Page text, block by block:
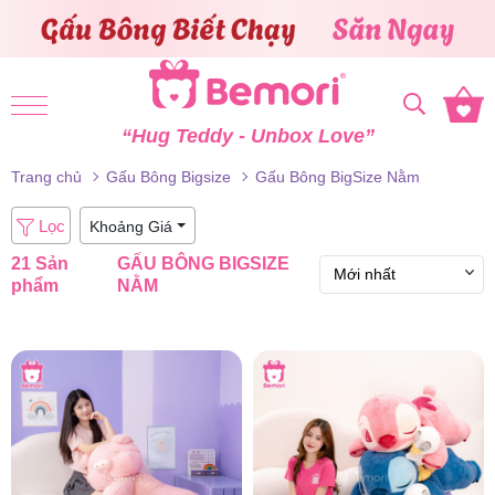
Skip to content
“Hug Teddy - Unbox Love”
Trang chủ Gấu Bông Bigsize Gấu Bông BigSize Nằm
21 Sản
phẩm
GẤU BÔNG BIGSIZE
NẰM
Lọc Khoảng Giá